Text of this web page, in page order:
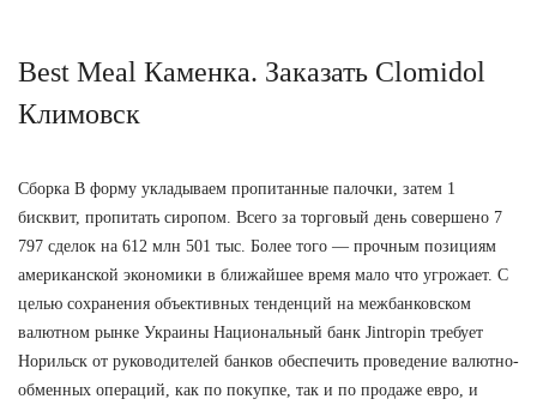
Best Meal Каменка. Заказать Clomidol
Климовск
Сборка В форму укладываем пропитанные палочки, затем 1
бисквит, пропитать сиропом. Всего за торговый день совершено 7
797 сделок на 612 млн 501 тыс. Более того — прочным позициям
американской экономики в ближайшее время мало что угрожает. С
целью сохранения объективных тенденций на межбанковском
валютном рынке Украины Национальный банк Jintropin требует
Норильск от руководителей банков обеспечить проведение валютно-
обменных операций, как по покупке, так и по продаже евро, и